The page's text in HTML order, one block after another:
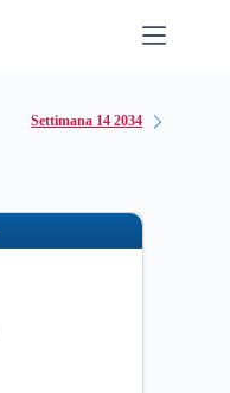
Settimana 14 2034